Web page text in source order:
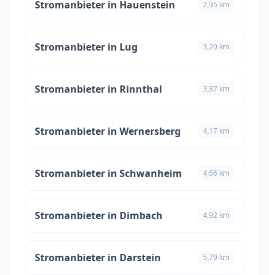
Stromanbieter in Hauenstein 2,95 km
Stromanbieter in Lug 3,20 km
Stromanbieter in Rinnthal 3,87 km
Stromanbieter in Wernersberg 4,17 km
Stromanbieter in Schwanheim 4,66 km
Stromanbieter in Dimbach 4,92 km
Stromanbieter in Darstein 5,79 km